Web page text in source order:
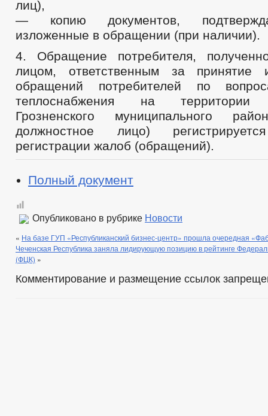
лиц),
— копию документов,
изложенные в обращении (при наличии).
4. Обращение потребителя,
лицом, ответственным за принятие
обращений потребителей по
теплоснабжения на территории
Грозненского муниципального
должностное лицо)
регистрации жалоб (обращений).
Полный документ
Опубликовано в рубрике Новости
« На базе ГУП «Республиканский бизнес-центр» прошла очередная
Чеченская Республика заняла лидирующую позицию в рейтинге
(ФЦК) »
Комментирование и размещение ссылок